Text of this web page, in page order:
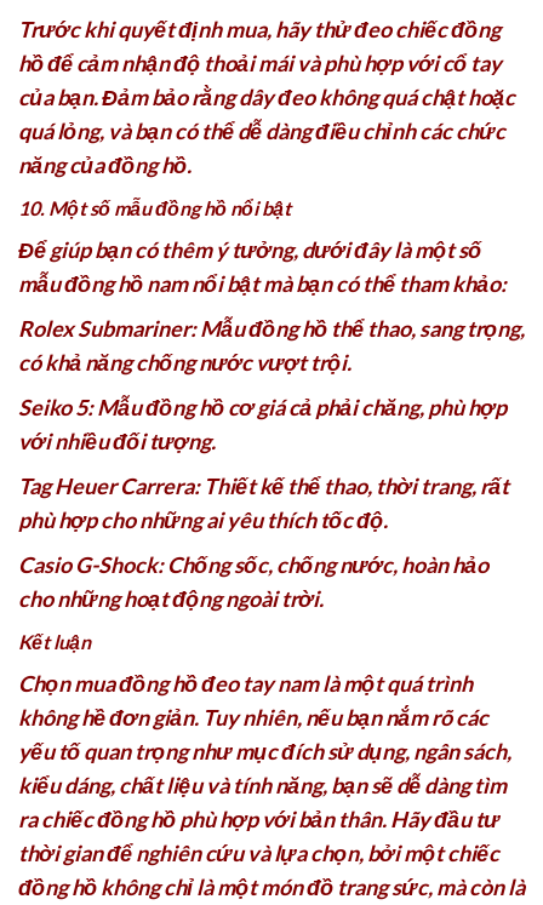
Trước khi quyết định mua, hãy thử đeo chiếc đồng
hồ để cảm nhận độ thoải mái và phù hợp với cổ tay
của bạn. Đảm bảo rằng dây đeo không quá chật hoặc
quá lỏng, và bạn có thể dễ dàng điều chỉnh các chức
năng của đồng hồ.
10. Một số mẫu đồng hồ nổi bật
Để giúp bạn có thêm ý tưởng, dưới đây là một số
mẫu đồng hồ nam nổi bật mà bạn có thể tham khảo:
Rolex Submariner: Mẫu đồng hồ thể thao, sang trọng,
có khả năng chống nước vượt trội.
Seiko 5: Mẫu đồng hồ cơ giá cả phải chăng, phù hợp
với nhiều đối tượng.
Tag Heuer Carrera: Thiết kế thể thao, thời trang, rất
phù hợp cho những ai yêu thích tốc độ.
Casio G-Shock: Chống sốc, chống nước, hoàn hảo
cho những hoạt động ngoài trời.
Kết luận
Chọn mua đồng hồ đeo tay nam là một quá trình
không hề đơn giản. Tuy nhiên, nếu bạn nắm rõ các
yếu tố quan trọng như mục đích sử dụng, ngân sách,
kiểu dáng, chất liệu và tính năng, bạn sẽ dễ dàng tìm
ra chiếc đồng hồ phù hợp với bản thân. Hãy đầu tư
thời gian để nghiên cứu và lựa chọn, bởi một chiếc
đồng hồ không chỉ là một món đồ trang sức, mà còn là